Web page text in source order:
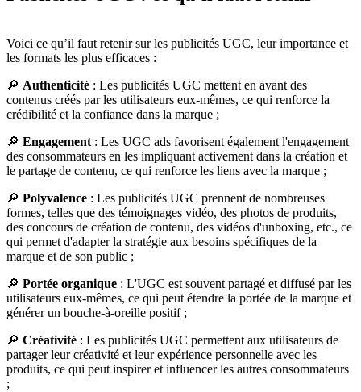
Voici ce qu’il faut retenir sur les publicités UGC, leur importance et
les formats les plus efficaces :
🔎 Authenticité : Les publicités UGC mettent en avant des
contenus créés par les utilisateurs eux-mêmes, ce qui renforce la
crédibilité et la confiance dans la marque ;
🔎 Engagement : Les UGC ads favorisent également l'engagement
des consommateurs en les impliquant activement dans la création et
le partage de contenu, ce qui renforce les liens avec la marque ;
🔎 Polyvalence : Les publicités UGC prennent de nombreuses
formes, telles que des témoignages vidéo, des photos de produits,
des concours de création de contenu, des vidéos d'unboxing, etc., ce
qui permet d'adapter la stratégie aux besoins spécifiques de la
marque et de son public ;
🔎 Portée organique : L'UGC est souvent partagé et diffusé par les
utilisateurs eux-mêmes, ce qui peut étendre la portée de la marque et
générer un bouche-à-oreille positif ;
🔎 Créativité : Les publicités UGC permettent aux utilisateurs de
partager leur créativité et leur expérience personnelle avec les
produits, ce qui peut inspirer et influencer les autres consommateurs
;